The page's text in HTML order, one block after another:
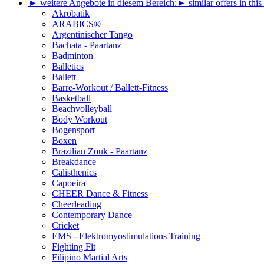
► weitere Angebote in diesem Bereich: ► similar offers in this
Akrobatik
ARABICS®
Argentinischer Tango
Bachata - Paartanz
Badminton
Balletics
Ballett
Barre-Workout / Ballett-Fitness
Basketball
Beachvolleyball
Body Workout
Bogensport
Boxen
Brazilian Zouk - Paartanz
Breakdance
Calisthenics
Capoeira
CHEER Dance & Fitness
Cheerleading
Contemporary Dance
Cricket
EMS - Elektromyostimulations Training
Fighting Fit
Filipino Martial Arts